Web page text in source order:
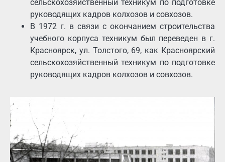
сельскохозяйственный техникум по подготовке
руководящих кадров колхозов и совхозов.
В 1972 г. в связи с окончанием строительства
учебного корпуса техникум был переведен в г.
Красноярск, ул. Толстого, 69, как Красноярский
сельскохозяйственный техникум по подготовке
руководящих кадров колхозов и совхозов.